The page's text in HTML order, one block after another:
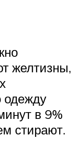
желтизны,
одежду
в 9%
стирают.